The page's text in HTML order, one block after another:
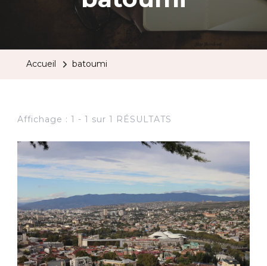
Accueil batoumi
Affichage : 1 - 1 sur 1 RÉSULTATS